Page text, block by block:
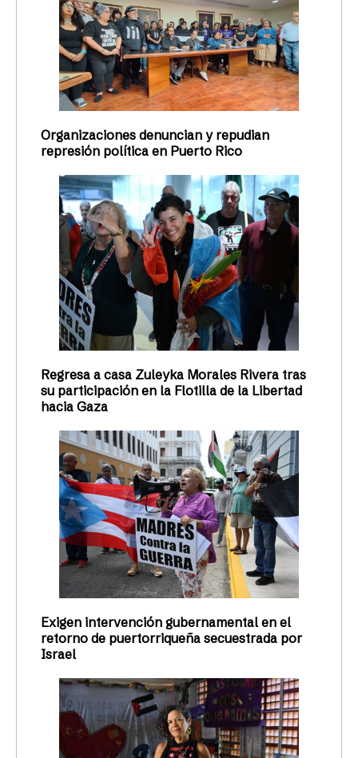
Organizaciones denuncian y repudian
represión política en Puerto Rico
Regresa a casa Zuleyka Morales Rivera tras
su participación en la Flotilla de la Libertad
hacia Gaza
Exigen intervención gubernamental en el
retorno de puertorriqueña secuestrada por
Israel